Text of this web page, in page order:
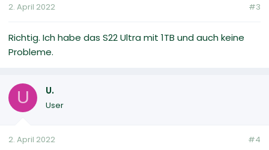
2. April 2022 #3
Richtig. Ich habe das S22 Ultra mit 1TB und auch keine
Probleme.
U U.
User
2. April 2022 #4